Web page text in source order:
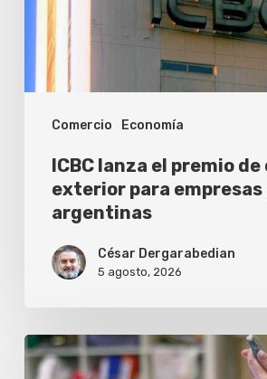
Comercio Economía
comercio
exterior
para
empresas
argentinas
ICBC lanza el premio
exterior para empresas
argentinas
César Dergarabedian
5 agosto, 2026
Una